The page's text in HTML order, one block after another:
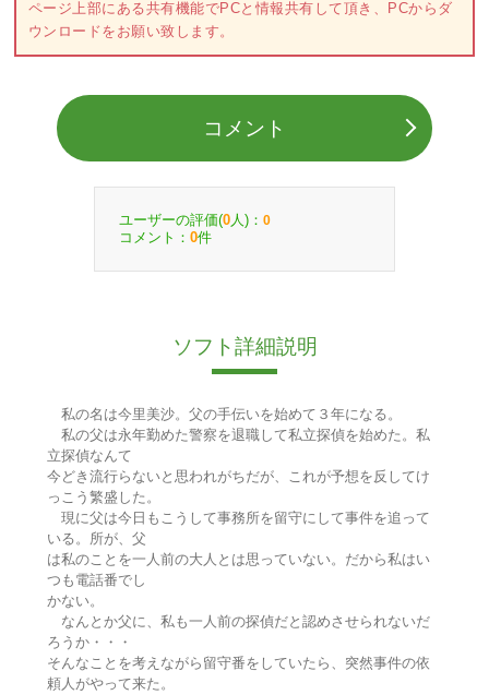
ページ上部にある共有機能でPCと情報共有して頂き、PCからダ
ウンロードをお願い致します。
コメント
ユーザーの評価(0 人)： 0
コメント： 0件
ソフト詳細説明
私の名は今里美沙。父の手伝いを始めて３年になる。
私の父は永年勤めた警察を退職して私立探偵を始めた。私
立探偵なんて
今どき流行らないと思われがちだが、これが予想を反してけ
っこう繁盛した。
現に父は今日もこうして事務所を留守にして事件を追って
いる。所が、父
は私のことを一人前の大人とは思っていない。だから私はい
つも電話番でし
かない。
なんとか父に、私も一人前の探偵だと認めさせられないだ
ろうか・・・
そんなことを考えながら留守番をしていたら、突然事件の依
頼人がやって来た。